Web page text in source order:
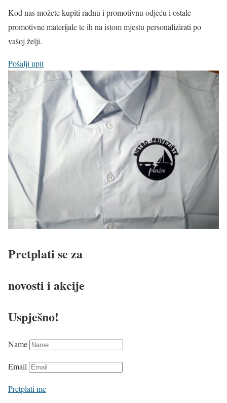
Kod nas možete kupiti radnu i promotivnu odjeću i ostale
promotivne materijale te ih na istom mjestu personalizirati po
vašoj želji.
Pošalji upit
Pretplati se za
novosti i akcije
Uspješno!
Name
Email
Pretplati me